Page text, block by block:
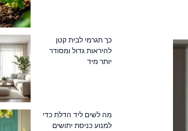
כך תגרמי לבית קטן
להיראות גדול ומסודר
יותר מיד
מה לשים ליד הדלת כדי
למנוע כניסת יתושים